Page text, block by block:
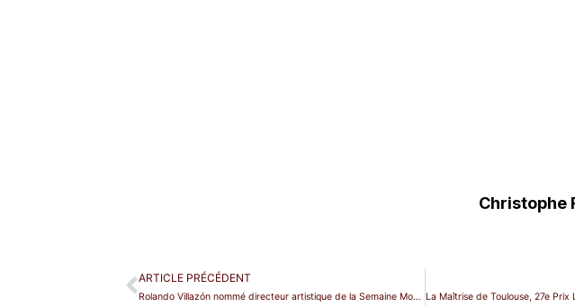
Christophe
ARTICLE PRÉCÉDENT
Rolando Villazón nommé directeur artistique de la Semaine Mozart à Salzbourg